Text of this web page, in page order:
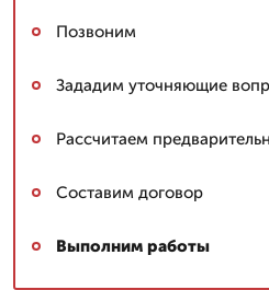
Позвоним
Зададим уточняющие
Рассчитаем
Составим договор
Выполним работы